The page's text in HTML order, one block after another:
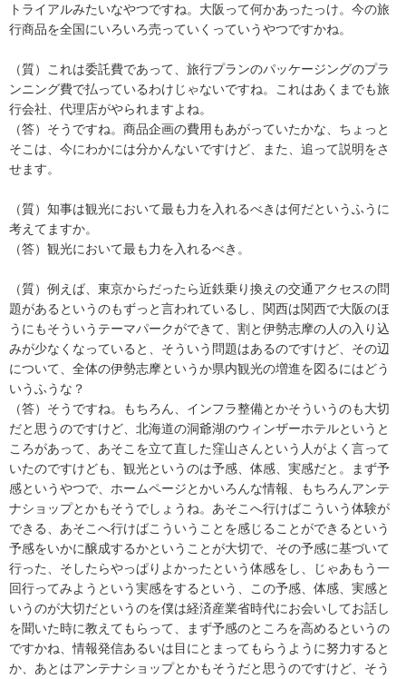
トライアルみたいなやつですね。大阪って何かあったっけ。今の旅
行商品を全国にいろいろ売っていくっていうやつですかね。
（質）これは委託費であって、旅行プランのパッケージングのプラ
ンニング費で払っているわけじゃないですね。これはあくまでも旅
行会社、代理店がやられますよね。
（答）そうですね。商品企画の費用もあがっていたかな、ちょっと
そこは、今にわかには分かんないですけど、また、追って説明をさ
せます。
（質）知事は観光において最も力を入れるべきは何だというふうに
考えてますか。
（答）観光において最も力を入れるべき。
（質）例えば、東京からだったら近鉄乗り換えの交通アクセスの問
題があるというのもずっと言われているし、関西は関西で大阪のほ
うにもそういうテーマパークができて、割と伊勢志摩の人の入り込
みが少なくなっていると、そういう問題はあるのですけど、その辺
について、全体の伊勢志摩というか県内観光の増進を図るにはどう
いうふうな？
（答）そうですね。もちろん、インフラ整備とかそういうのも大切
だと思うのですけど、北海道の洞爺湖のウィンザーホテルというと
ころがあって、あそこを立て直した窪山さんという人がよく言って
いたのですけども、観光というのは予感、体感、実感だと。まず予
感というやつで、ホームページとかいろんな情報、もちろんアンテ
ナショップとかもそうでしょうね。あそこへ行けばこういう体験が
できる、あそこへ行けばこういうことを感じることができるという
予感をいかに醸成するかということが大切で、その予感に基づいて
行った、そしたらやっぱりよかったという体感をし、じゃあもう一
回行ってみようという実感をするという、この予感、体感、実感と
いうのが大切だというのを僕は経済産業省時代にお会いしてお話し
を聞いた時に教えてもらって、まず予感のところを高めるというの
ですかね、情報発信あるいは目にとまってもらうように努力すると
か、あとはアンテナショップとかもそうだと思うのですけど、そう